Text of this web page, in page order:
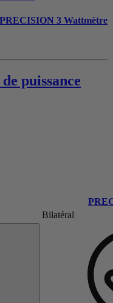
PRECISION 3 Wattmètre
puissance
Bilatéral